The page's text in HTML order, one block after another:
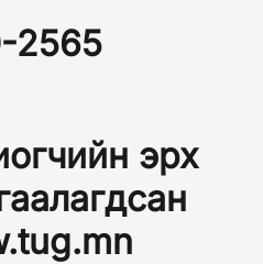
2565
эрх